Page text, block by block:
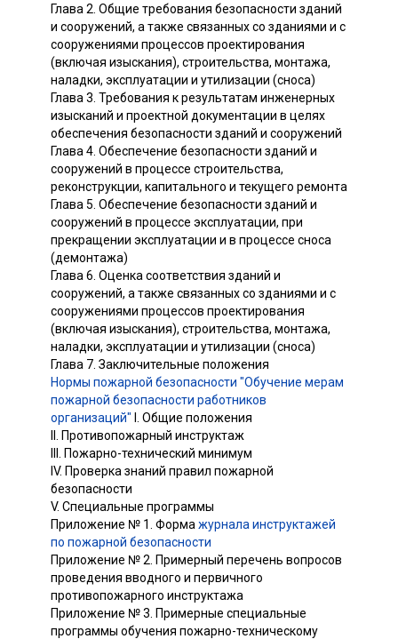
Глава 2. Общие требования безопасности зданий
и сооружений, а также связанных со зданиями и с
сооружениями процессов проектирования
(включая изыскания), строительства, монтажа,
наладки, эксплуатации и утилизации (сноса)
Глава 3. Требования к результатам инженерных
изысканий и проектной документации в целях
обеспечения безопасности зданий и сооружений
Глава 4. Обеспечение безопасности зданий и
сооружений в процессе строительства,
реконструкции, капитального и текущего ремонта
Глава 5. Обеспечение безопасности зданий и
сооружений в процессе эксплуатации, при
прекращении эксплуатации и в процессе сноса
(демонтажа)
Глава 6. Оценка соответствия зданий и
сооружений, а также связанных со зданиями и с
сооружениями процессов проектирования
(включая изыскания), строительства, монтажа,
наладки, эксплуатации и утилизации (сноса)
Глава 7. Заключительные положения
Нормы пожарной безопасности "Обучение мерам
пожарной безопасности работников
организаций"
I. Общие положения
II. Противопожарный инструктаж
III. Пожарно-технический минимум
IV. Проверка знаний правил пожарной
безопасности
V. Специальные программы
Приложение № 1. Форма журнала инструктажей
по пожарной безопасности
Приложение № 2. Примерный перечень вопросов
проведения вводного и первичного
противопожарного инструктажа
Приложение № 3. Примерные специальные
программы обучения пожарно-техническому